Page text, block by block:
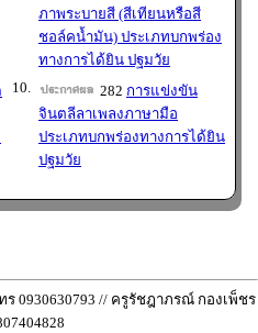
ภาพระบายสี (สีเทียนหรือสี
ชอล์คน้ำมัน) ประเภทบกพร่อง
ทางการได้ยิน ปฐมวัย
10. 282 การแข่งขัน
จินตลีลาเพลงภาษามือ
ประเภทบกพร่องทางการได้ยิน
ปฐมวัย
0930630793 // ครูรัชฎาภรณ์ กองเพ็ชร